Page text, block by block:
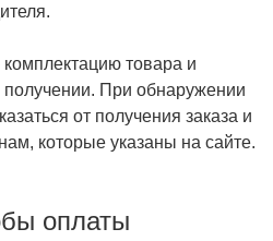
товара и
получении. При обнаружении
от получения заказа и
которые указаны на сайте.
оплаты